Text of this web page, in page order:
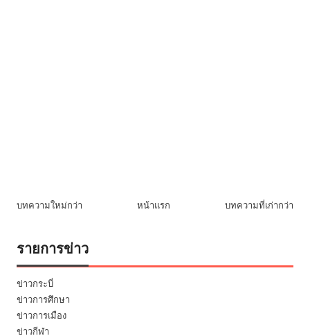
บทความใหม่กว่า บทความที่เก่ากว่า
หน้าแรก
รายการข่าว
ข่าวกระบี่
ข่าวการศึกษา
ข่าวการเมือง
ข่าวกีฬา